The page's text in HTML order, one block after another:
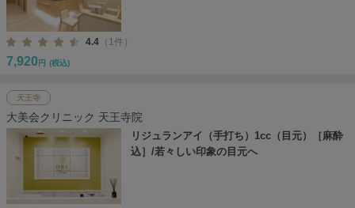
4.4 （1件）
7,920 円 (税込)
天王寺
大美会クリニック 天王寺院
リジュランアイ（手打ち）1cc（目元）［麻酔
込］/若々しい印象の目元へ